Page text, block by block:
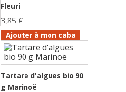
Fleuri
3,85 €
Ajouter à mon caba
Tartare d'algues bio 90
g Marinoë